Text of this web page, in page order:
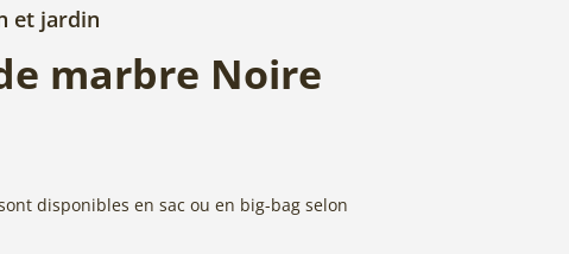
et jardin
marbre Noire
disponibles en sac ou en big-bag selon